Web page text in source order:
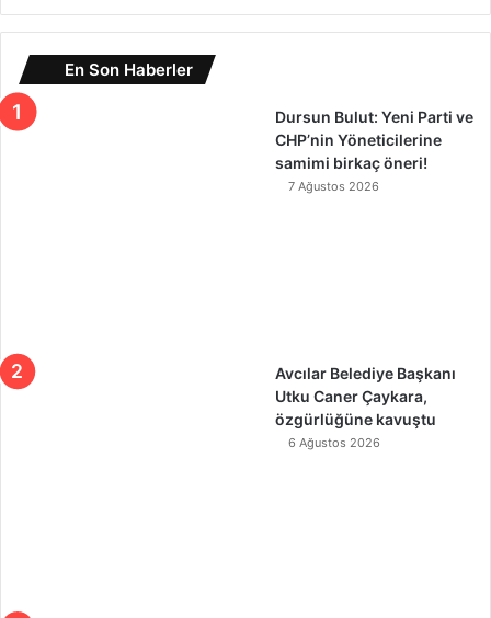
En Son Haberler
Dursun Bulut: Yeni Parti ve
CHP’nin Yöneticilerine
samimi birkaç öneri!
7 Ağustos 2026
Avcılar Belediye Başkanı
Utku Caner Çaykara,
özgürlüğüne kavuştu
6 Ağustos 2026